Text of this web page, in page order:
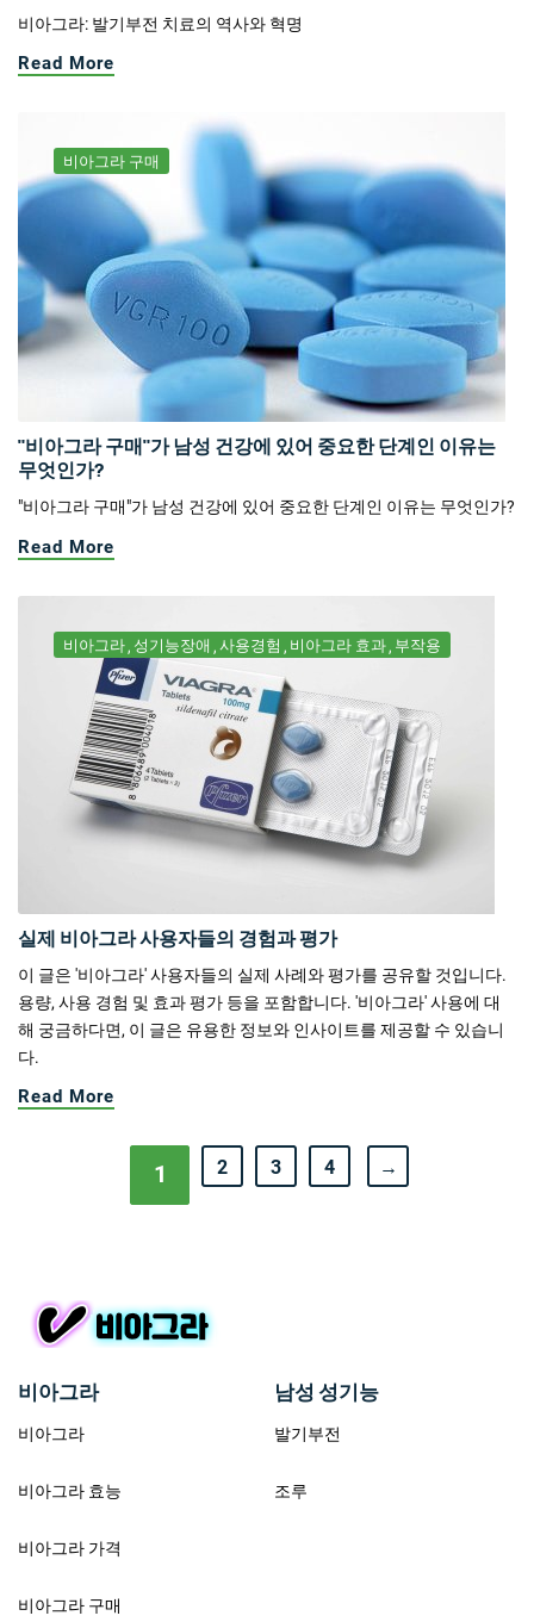
비아그라: 발기부전 치료의 역사와 혁명
Read More
비아그라 구매
"비아그라 구매"가 남성 건강에 있어 중요한 단계인 이유는
무엇인가?
"비아그라 구매"가 남성 건강에 있어 중요한 단계인 이유는 무엇인가?
Read More
비아그라 성기능장애 사용경험 비아그라 효과 부작용
실제 비아그라 사용자들의 경험과 평가
이 글은 '비아그라' 사용자들의 실제 사례와 평가를 공유할 것입니다.
용량, 사용 경험 및 효과 평가 등을 포함합니다. '비아그라' 사용에 대
해 궁금하다면, 이 글은 유용한 정보와 인사이트를 제공할 수 있습니
다.
Read More
1 2 3 4 →
비아그라
비아그라
비아그라 효능
비아그라 가격
비아그라 구매
남성 성기능
발기부전
조루